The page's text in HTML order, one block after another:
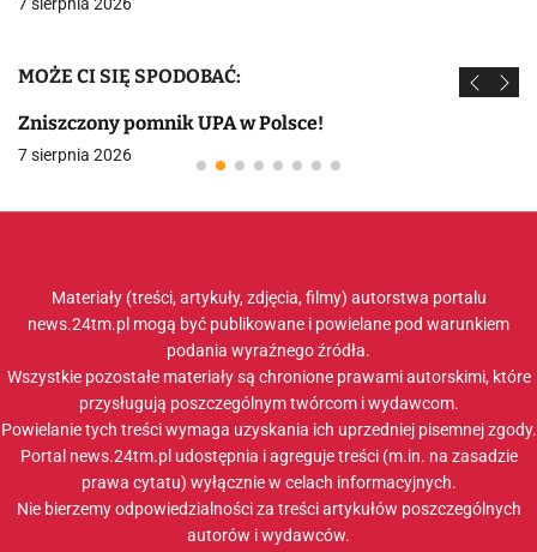
MOŻE CI SIĘ SPODOBAĆ:
Zniszczony pomnik UPA w Polsce!
7 sierpnia 2026
Materiały (treści, artykuły, zdjęcia, filmy) autorstwa portalu
news.24tm.pl mogą być publikowane i powielane pod warunkiem
podania wyraźnego źródła.
Wszystkie pozostałe materiały są chronione prawami autorskimi, które
przysługują poszczególnym twórcom i wydawcom.
Powielanie tych treści wymaga uzyskania ich uprzedniej pisemnej zgody.
Portal news.24tm.pl udostępnia i agreguje treści (m.in. na zasadzie
prawa cytatu) wyłącznie w celach informacyjnych.
Nie bierzemy odpowiedzialności za treści artykułów poszczególnych
autorów i wydawców.